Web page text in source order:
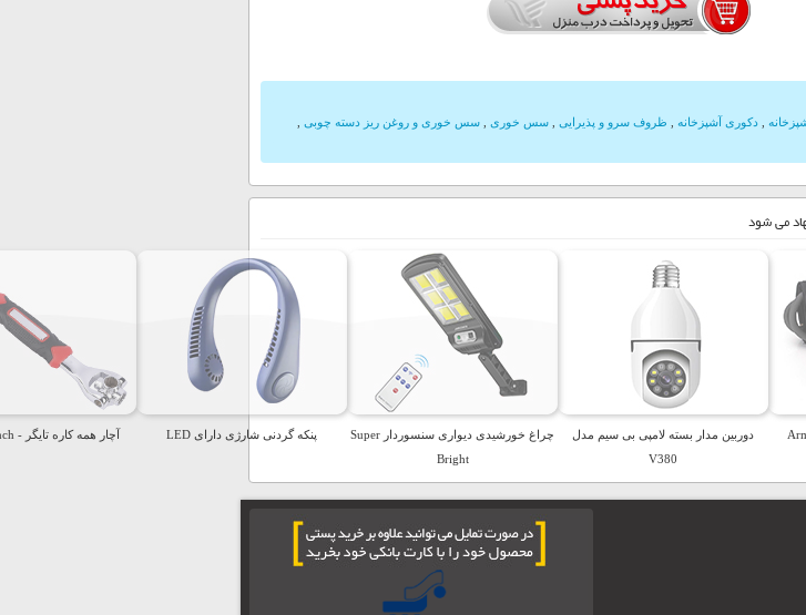
دکوری آشپزخانه ظروف سرو و پذیرایی سس خوری سس خوری و روغن ریز دسته چوبی
می شود
دوربین مدار بسته لامپی بی سیم مدل
V380
چراغ خورشیدی دیواری سنسوردار Super
Bright
پنکه گردنی شارژی دارای LED آچار همه کاره تایگر - Tiger Wrench